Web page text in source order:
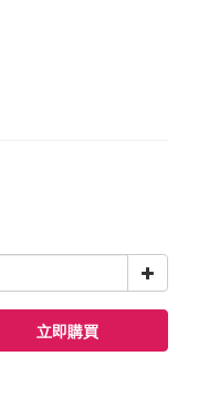
立即購買